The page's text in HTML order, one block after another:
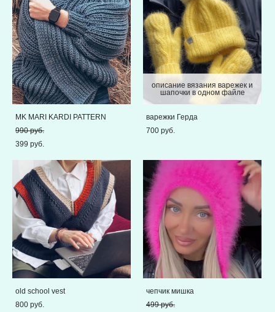
MK MARI KARDI PATTERN
990 pуб.
399 pуб.
описание вязания варежек и
шапочки в одном файле
варежки Герда
700 pуб.
old school vest
800 pуб.
чепчик мишка
499 pуб.